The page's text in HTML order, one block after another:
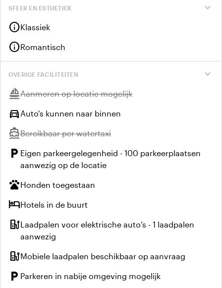
expand_more
SFEER EN ESTHETIEK
infoKlassiek
infoRomantisch
expand_more
OVERIGE FACILITEITEN
sailingNiet beschikbaar:
Aanmeren op locatie mogelijk
directions_car Auto's kunnen naar binnen
directions_boatNiet beschikbaar:
Bereikbaar per watertaxi
local_parking Eigen parkeergelegenheid - 100 parkeerplaatsen
aanwezig op de locatie
petsHonden toegestaan
hotelHotels in de buurt
ev_stationLaadpalen voor elektrische auto’s - 1 laadpalen
aanwezig
ev_stationMobiele laadpalen beschikbaar op aanvraag
local_parking Parkeren in nabije omgeving mogelijk